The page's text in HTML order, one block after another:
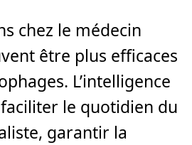
chez le médecin
être plus efficaces
L’intelligence
le quotidien du
garantir la